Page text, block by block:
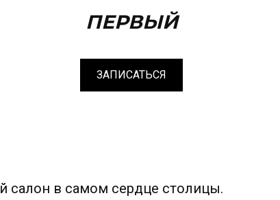
ПЕРВЫЙ
ЗАПИСАТЬСЯ
салон в самом сердце столицы.